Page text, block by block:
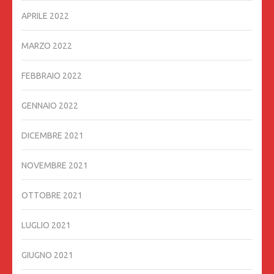
APRILE 2022
MARZO 2022
FEBBRAIO 2022
GENNAIO 2022
DICEMBRE 2021
NOVEMBRE 2021
OTTOBRE 2021
LUGLIO 2021
GIUGNO 2021